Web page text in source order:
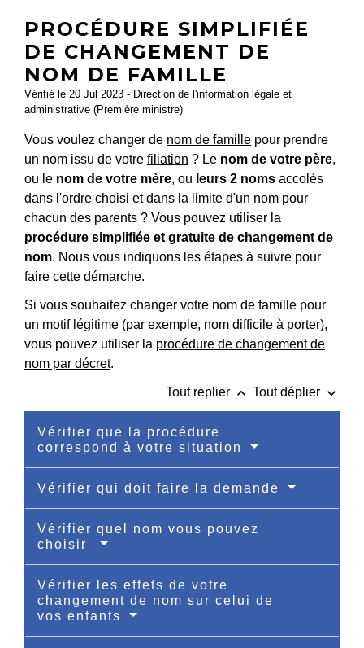
PROCÉDURE SIMPLIFIÉE
DE CHANGEMENT DE
NOM DE FAMILLE
Vérifié le 20 Jul 2023 - Direction de l'information légale et
administrative (Première ministre)
Vous voulez changer de nom de famille pour prendre
un nom issu de votre filiation ? Le nom de votre père,
ou le nom de votre mère, ou leurs 2 noms accolés
dans l'ordre choisi et dans la limite d'un nom pour
chacun des parents ? Vous pouvez utiliser la
procédure simplifiée et gratuite de changement de
nom. Nous vous indiquons les étapes à suivre pour
faire cette démarche.
Si vous souhaitez changer votre nom de famille pour
un motif légitime (par exemple, nom difficile à porter),
vous pouvez utiliser la procédure de changement de
nom par décret.
Tout replier keyboard_arrow_up Tout déplier keyboard_arrow_down
Vérifier que la procédure
correspond à votre situation
Vérifier qui doit faire la demande
Vérifier quel nom vous pouvez
choisir
Vérifier les effets de votre
changement de nom sur celui de
vos enfants